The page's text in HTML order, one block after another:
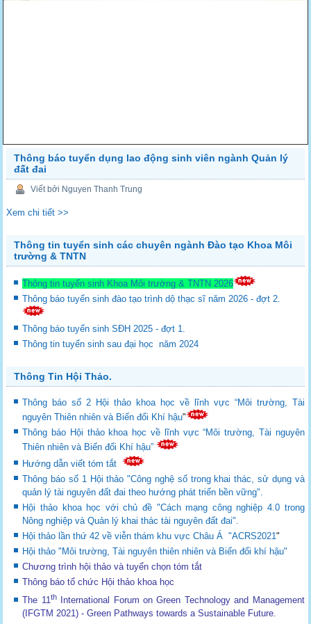
Thông báo tuyển dụng lao động sinh viên ngành Quản lý
đất đai
Viết bởi Nguyen Thanh Trung
Xem chi tiết >>
Thông tin tuyển sinh các chuyên ngành Đào tạo Khoa Môi
trường & TNTN
Thông tin tuyển sinh Khoa Môi trường & TNTN 2026
Thông báo tuyển sinh đào tạo trình dộ thạc sĩ năm 2026 - đợt 2.
Thông báo tuyển sinh SĐH 2025 - đợt 1.
Thông tin tuyển sinh sau đại học năm 2024
Thông Tin Hội Thảo.
Thông báo số 2 Hội thảo khoa học về lĩnh vực “Môi trường, Tài
nguyên Thiên nhiên và Biến đổi Khí hậu"
Thông báo Hội thảo khoa học về lĩnh vực “Môi trường, Tài nguyên
Thiên nhiên và Biến đổi Khí hậu”
Hướng dẫn viết tóm tắt
Thông báo số 1 Hội thảo "Công nghệ số trong khai thác, sử dụng và
quản lý tài nguyên đất đai theo hướng phát triển bền vững".
Hội thảo khoa học với chủ đề "Cách mạng công nghiệp 4.0 trong
Nông nghiệp và Quản lý khai thác tài nguyên đất đai".
Hội thảo lần thứ 42 về viễn thám khu vực Châu Á "ACRS2021"
Hội thảo "Môi trường, Tài nguyên thiên nhiên và Biến đổi khí hậu"
Chương trình hội thảo và tuyển chọn tóm tắt
Thông báo tổ chức Hội thảo khoa học
The 11thInternational Forum on Green Technology and Management
(IFGTM 2021) - Green Pathways towards a Sustainable Future.